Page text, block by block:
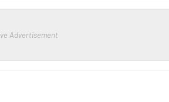
Advertisement